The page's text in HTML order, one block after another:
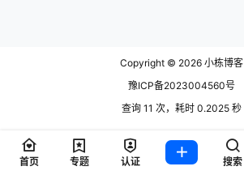
Copyright © 2026 小栋博客
豫ICP备2023004560号
查询 11 次，耗时 0.2025 秒
首页 专题 认证 搜索